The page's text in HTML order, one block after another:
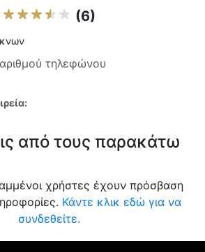
(6)
τηλεφώνου
από τους παρακάτω
χρήστες έχουν πρόσβαση
Κάντε κλικ εδώ για να
συνδεθείτε.